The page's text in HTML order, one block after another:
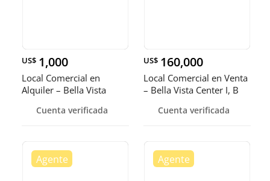
US$ 1,000
Local Comercial en
Alquiler – Bella Vista
Cuenta verificada
US$ 160,000
Local Comercial en Venta
– Bella Vista Center I, B
Cuenta verificada